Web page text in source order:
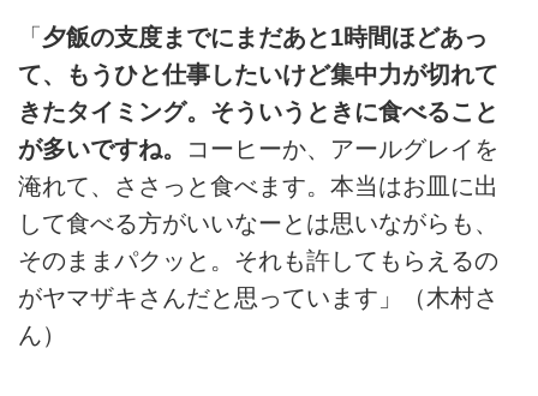
「 夕飯の支度までにまだあと1時間ほどあっ
て、もうひと仕事したいけど集中力が切れて
きたタイミング。そういうときに食べること
が多いですね。
コーヒーか、アールグレイを
淹れて、ささっと食べます。本当はお皿に出
して食べる方がいいなーとは思いながらも、
そのままパクッと。それも許してもらえるの
がヤマザキさんだと思っています」（木村さ
ん）